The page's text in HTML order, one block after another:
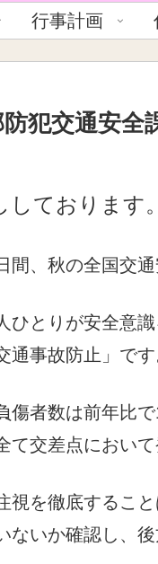
行事計画
犯交通安全
ております。
、秋の全国交通
とりが安全意
事故防止」です
傷者数は前年比
交差点において
を徹底するこ
ないか確認し、